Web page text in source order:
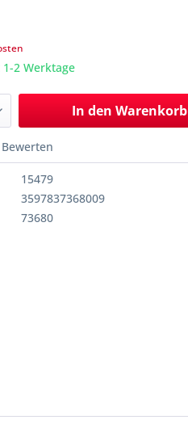
2 Werktage
In den Warenkorb
Bewerten
15479
3597837368009
73680